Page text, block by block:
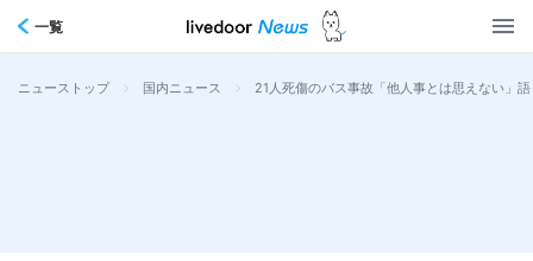
一覧
ニューストップ > 国内ニュース > 21人死傷のバス事故「他人事とは思えない」